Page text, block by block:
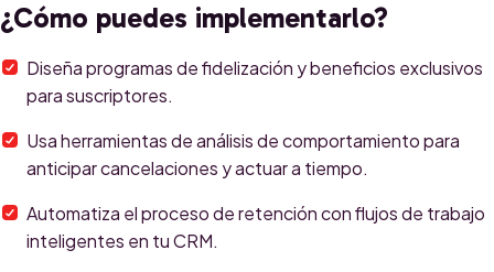
¿Cómo puedes implementarlo?
Diseña programas de fidelización y beneficios exclusivos
para suscriptores.
Usa herramientas de análisis de comportamiento para
anticipar cancelaciones y actuar a tiempo.
Automatiza el proceso de retención con flujos de trabajo
inteligentes en tu CRM.